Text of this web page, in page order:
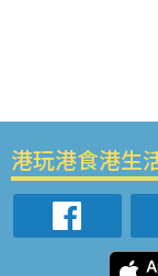
港玩港食港生